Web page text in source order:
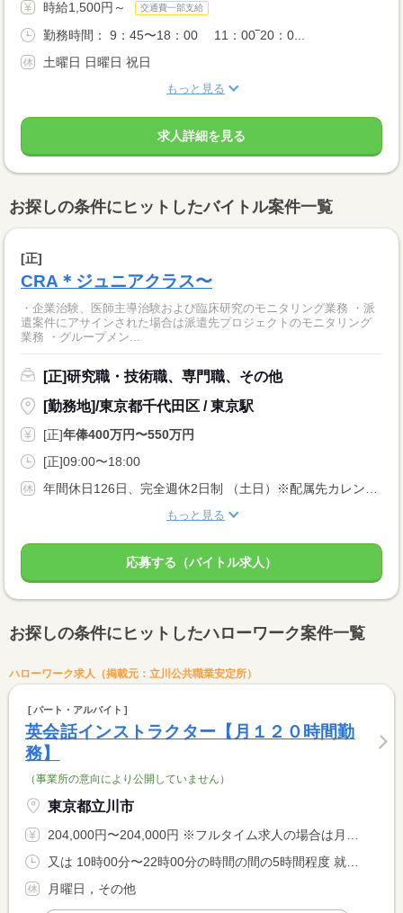
時給1,500円～ 交通費一部支給
勤務時間： 9：45〜18：00 11：00‾20：0...
土曜日 日曜日 祝日
もっと見る
求人詳細を見る
お探しの条件にヒットしたバイトル案件一覧
[正]
CRA＊ジュニアクラス〜
・企業治験、医師主導治験および臨床研究のモニタリング業務 ・派
遣案件にアサインされた場合は派遣先プロジェクトのモニタリング
業務 ・グループメン...
[正]研究職・技術職、専門職、その他
[勤務地]/東京都千代田区 / 東京駅
[正]年俸400万円〜550万円
[正]09:00〜18:00
もっと見る
応募する（バイトル求人）
お探しの条件にヒットしたハローワーク案件一覧
ハローワーク求人（掲載元：立川公共職業安定所）
パート・アルバイト
英会話インストラクター【月１２０時間勤
務】
（事業所の意向により公開していません）
東京都立川市
204,000円〜204,000円 ※フルタイム求人の場合は月額（換算額）、パート求人の場合は時間額を表示しています。
月曜日，その他